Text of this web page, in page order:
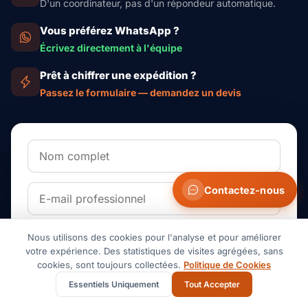
D'un coordinateur, pas d'un répondeur automatique.
Vous préférez WhatsApp ?
Écrivez directement à l'équipe
Prêt à chiffrer une expédition ?
Passez le formulaire — demandez un devis
Contactez-nous
Nous utilisons des cookies pour l'analyse et pour améliorer
votre expérience. Des statistiques de visites agrégées, sans
cookies, sont toujours collectées. Politique de Cookies
Essentiels Uniquement Tout Accepter